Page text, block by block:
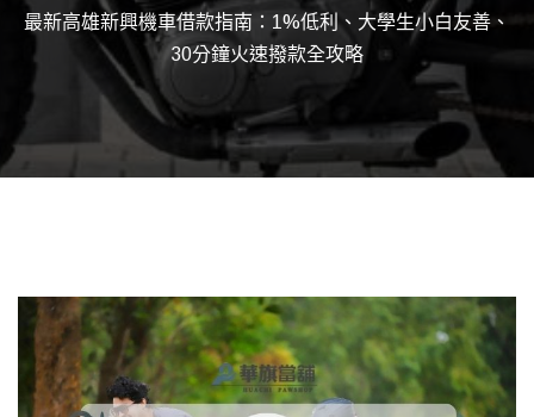
最新高雄新興機車借款指南：1%低利、大學生小白友善、
30分鐘火速撥款全攻略